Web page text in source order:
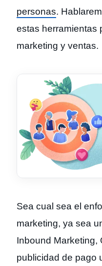
personas.
estas herramientas
marketing y ventas.
Sea cual sea el
marketing, ya sea
Inbound Marketing,
publicidad de pago